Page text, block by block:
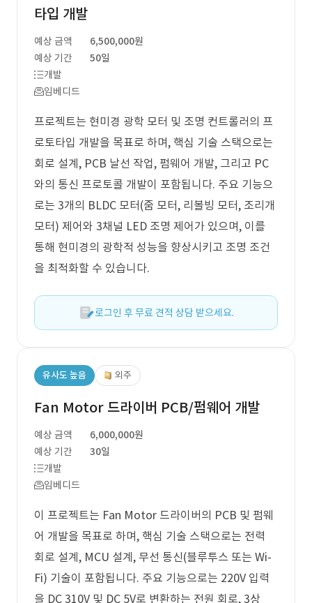
타입 개발
예상 금액
6,500,000원
예상 기간
50일
개발
임베디드
프로젝트는 현미경 광학 모터 및 조명 컨트롤러의 프
로토타입 개발을 목표로 하며, 핵심 기술 스택으로는
회로 설계, PCB 날선 작업, 펌웨어 개발, 그리고 PC
와의 통신 프로토콜 개발이 포함됩니다. 주요 기능으
로는 3개의 BLDC 모터(줌 모터, 리볼빙 모터, 조리개
모터) 제어와 3채널 LED 조명 제어가 있으며, 이를
통해 현미경의 광학적 성능을 향상시키고 조명 조건
을 최적화할 수 있습니다.
로그인 후 무료 견적 상담 받으세요.
유사도 높음 외주
Fan Motor 드라이버 PCB/펌웨어 개발
예상 금액
6,000,000원
예상 기간
30일
개발
임베디드
이 프로젝트는 Fan Motor 드라이버의 PCB 및 펌웨
어 개발을 목표로 하며, 핵심 기술 스택으로는 전력
회로 설계, MCU 설계, 무선 통신(블루투스 또는 Wi-
Fi) 기술이 포함됩니다. 주요 기능으로는 220V 입력
을 DC 310V 및 DC 5V로 변환하는 전원 회로, 3상